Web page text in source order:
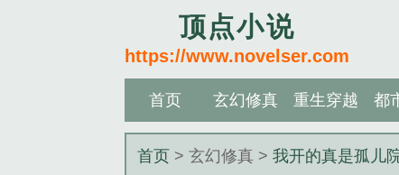
顶点小说
https://www.novelser.com
首页 玄幻修真 重生穿越 都
首页 > 玄幻修真 >我开的真是孤儿